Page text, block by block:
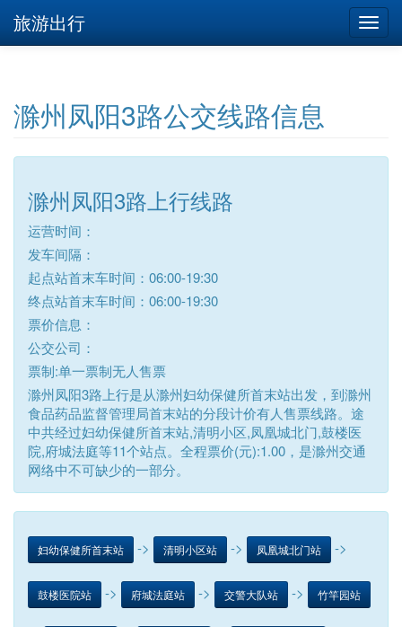
旅游出行
滁州凤阳3路公交线路信息
滁州凤阳3路上行线路
运营时间：
发车间隔：
起点站首末车时间：06:00-19:30
终点站首末车时间：06:00-19:30
票价信息：
公交公司：
票制:单一票制无人售票
滁州凤阳3路上行是从滁州妇幼保健所首末站出发，到滁州
食品药品监督管理局首末站的分段计价有人售票线路。途
中共经过妇幼保健所首末站,清明小区,凤凰城北门,鼓楼医
院,府城法庭等11个站点。全程票价(元):1.00，是滁州交通
网络中不可缺少的一部分。
妇幼保健所首末站 -> 清明小区站 -> 凤凰城北门站 ->
鼓楼医院站 -> 府城法庭站 -> 交警大队站 -> 竹竿园站